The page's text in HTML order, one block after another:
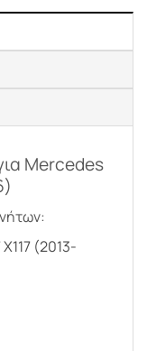
Mercedes
(2013-